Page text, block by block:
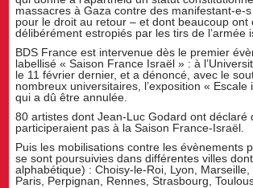
massacres à Gaza contre des manifestant-e-
pour le droit au retour – et dont beaucoup ont
délibérément estropiés par les tirs de l’armée
BDS France est intervenue dès le premier
labellisé « Saison France Israël » : à
le 11 février dernier, et a dénoncé, avec le
nombreux universitaires, l’exposition « Escale
qui a dû être annulée.
80 artistes dont Jean-Luc Godard ont déclaré
participeraient pas à la Saison France-Israël.
Puis les mobilisations contre les évènements
se sont poursuivies dans différentes villes
alphabétique) : Choisy-le-Roi, Lyon, Marseille,
Paris, Perpignan, Rennes, Strasbourg,